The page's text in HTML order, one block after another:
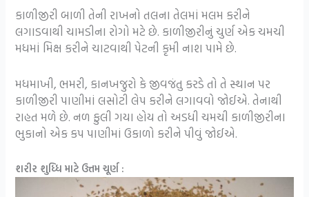
કાળીજીરી બાળી તેની રાખનો તલના તેલમાં મલમ કરીને
લગાડવાથી ચામડીના રોગો મટે છે. કાળીજીરીનું ચુર્ણ એક ચમચી
મધમાં મિક્ષ કરીને ચાટવાથી પેટની કૃમી નાશ પામે છે.
મધમાખી, ભમરી, કાનખજુરો કે જીવજંતુ કરડે તો તે સ્થાન પર
કાળીજીરી પાણીમાં લસોટી લેપ કરીને લગાવવો જોઈએ. તેનાથી
રાહત મળે છે. નળ ફુલી ગયા હોય તો અડધી ચમચી કાળીજીરીના
ભુકાનો એક કપ પાણીમાં ઉકાળો કરીને પીવું જોઈએ.
શરીર શુધ્ધિ માટે ઉત્તમ ચૂર્ણ :